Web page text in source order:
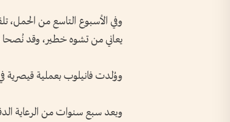
وفي الأسبوع التاسع من الحمل،
يعاني من تشوه خطير، وقد نُصحا
ووُلدت فانيلوب بعملية